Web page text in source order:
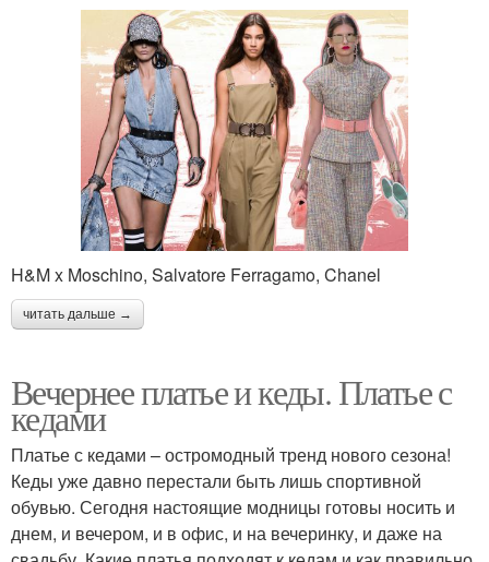
H&M x Moschino, Salvatore Ferragamo, Chanel
читать дальше →
Вечернее платье и кеды. Платье с
кедами
Платье с кедами – остромодный тренд нового сезона!
Кеды уже давно перестали быть лишь спортивной
обувью. Сегодня настоящие модницы готовы носить и
днем, и вечером, и в офис, и на вечеринку, и даже на